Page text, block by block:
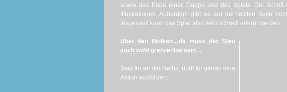
sowie das Ende einer Etappe und des Spiels. Die
Illustrationen. Außerdem gibt es auf der letzten Seite
Insgesamt kann das Spiel also sehr schnell erlernt werden.
Über den Wolken…da muss der Stau
auch wohl grenzenlos sein…
Seid Ihr an der Reihe, dürft Ihr genau eine
Aktion ausführen: